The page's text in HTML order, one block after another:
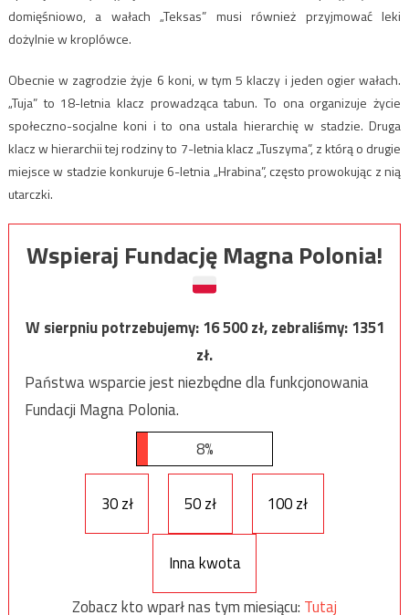
domięśniowo, a wałach „Teksas” musi również przyjmować leki
dożylnie w kroplówce.
Obecnie w zagrodzie żyje 6 koni, w tym 5 klaczy i jeden ogier wałach.
„Tuja” to 18-letnia klacz prowadząca tabun. To ona organizuje życie
społeczno-socjalne koni i to ona ustala hierarchię w stadzie. Druga
klacz w hierarchii tej rodziny to 7-letnia klacz „Tuszyma”, z którą o drugie
miejsce w stadzie konkuruje 6-letnia „Hrabina”, często prowokując z nią
utarczki.
Wspieraj Fundację Magna Polonia!
W sierpniu potrzebujemy:16 500zł, zebraliśmy:1351
zł.
Państwa wsparcie jest niezbędne dla funkcjonowania
Fundacji Magna Polonia.
8%
30 zł 50 zł 100 zł
Inna kwota
Zobacz kto wparł nas tym miesiącu: Tutaj